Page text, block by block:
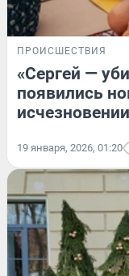
ПРОИСШЕСТВИЯ
«Сергей —
появились
19 января, 2026, 01:20